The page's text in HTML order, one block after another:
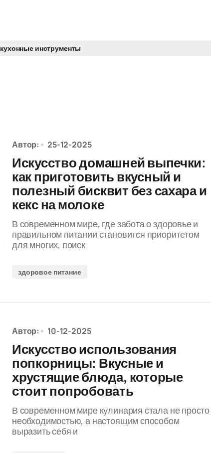
кухонные инструменты
Автор: 25-12-2025
Искусство домашней выпечки:
как приготовить вкусный и
полезный бисквит без сахара и
кекс на молоке
В современном мире, где забота о здоровье и
правильном питании становится приоритетом
для многих, поиск
здоровое питание
Автор: 10-12-2025
Искусство использования
попкорницы: Вкусные и
хрустящие блюда, которые
стоит попробовать
В современном мире кулинария стала не просто
необходимостью, а настоящим способом
выразить себя и